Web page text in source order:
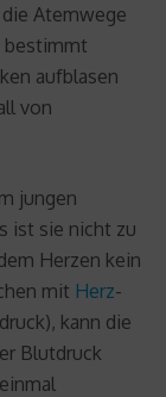
Atemwege
bestimmt
aufblasen
von
jungen
ist sie nicht zu
Herzen kein
mit Herz-
kann die
Blutdruck